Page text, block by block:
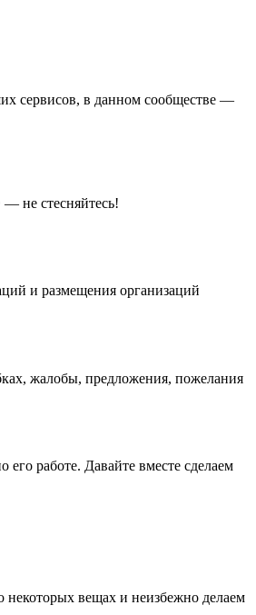
сервисов, в данном сообществе —
не стесняйтесь!
и размещения организаций
жалобы, предложения, пожелания
работе. Давайте вместе сделаем
вещах и неизбежно делаем